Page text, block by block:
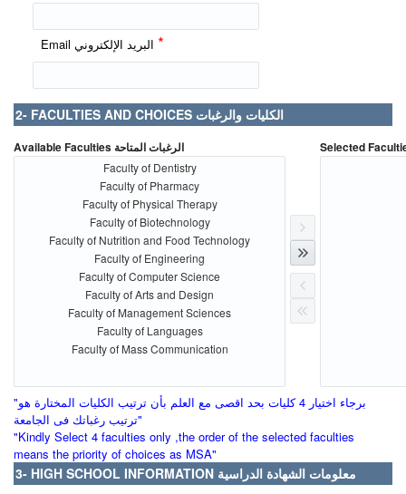
*
2- FACULTIES AND CHOICES الكليات والرغبات
Available Faculties الرغبات المتاحة
Faculty of Dentistry
Faculty of Pharmacy
Faculty of Physical Therapy
Faculty of Biotechnology
Faculty of Nutrition and Food Technology
Faculty of Engineering
Faculty of Computer Science
Faculty of Arts and Design
Faculty of Management Sciences
Faculty of Languages
Faculty of Mass Communication
"برجاء اختيار 4 كليات بحد اقصى مع العلم بأن ترتيب الكليات المختارة هو
ترتيب رغباتك فى الجامعة"
"Kindly Select 4 faculties only ,the order of the selected faculties
means the priority of choices as MSA"
3- HIGH SCHOOL INFORMATION معلومات الشهادة الدراسية